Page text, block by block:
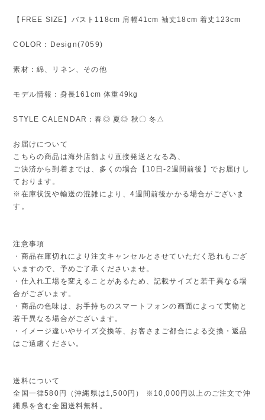
【FREE SIZE】バスト118cm 肩幅41cm 袖丈18cm 着丈123cm
COLOR：Design(7059)
素材：綿、リネン、その他
モデル情報：身長161cm 体重49kg
STYLE CALENDAR：春◎ 夏◎ 秋〇 冬△
お届けについて
こちらの商品は海外店舗より直接発送となる為、
ご決済から到着までは、多くの場合【10日-2週間前後】でお届けし
ております。
※在庫状況や輸送の混雑により、4週間前後かかる場合がございま
す。
注意事項
・商品在庫切れにより注文キャンセルとさせていただく恐れもござ
いますので、予めご了承くださいませ。
・仕入れ工場を変えることがあるため、記載サイズと若干異なる場
合がございます。
・商品の色味は、お手持ちのスマートフォンの画面によって実物と
若干異なる場合がございます。
・イメージ違いやサイズ交換等、お客さまご都合による交換・返品
はご遠慮ください。
送料について
全国一律580円（沖縄県は1,500円） ※10,000円以上のご注文で沖
縄県を含む全国送料無料。